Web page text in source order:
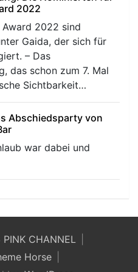
2022
Award 2022 sind
Gaida, der sich für
– Das
das schon zum 7. Mal
Sichtbarkeit…
Abschiedsparty von
war dabei und
PINK CHANNEL
Horse